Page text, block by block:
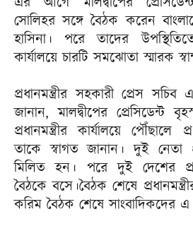
সোলিহর সঙ্গে বৈঠক করেন
হাসিনা। পরে তাদের
কার্যালয়ে চারটি সমঝোতা স্মারক
প্রধানমন্ত্রীর সহকারী প্রেস
জানান, মালদ্বীপের প্রেসিডেন্ট
প্রধানমন্ত্রীর কার্যালয়ে পৌঁছালে
তাকে স্বাগত জানান। দুই নেতা
মিলিত হন। পরে দুই দেশের
বৈঠকে বসে।বৈঠক শেষে
করিম বৈঠক শেষে সাংবাদিকদের এ